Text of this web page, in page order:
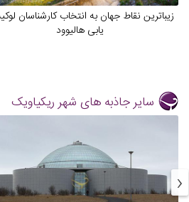
زیباترین نقاط جهان به انتخاب کارشناسان
یابی هالیوود
سایر جاذبه های شهر ریکیاویک
‹